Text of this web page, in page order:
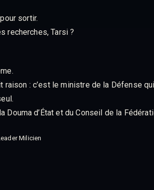
sortir.
recherches, Tarsi ?
raison : c’est le ministre de la Défense
Douma d’État et du Conseil de la
Milicien